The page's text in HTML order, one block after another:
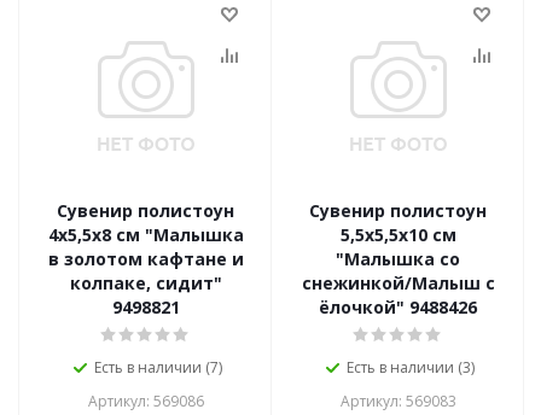
Сувенир полистоун
4х5,5х8 см "Малышка
в золотом кафтане и
колпаке, сидит"
9498821
Есть в наличии (7)
Артикул: 569086
Сувенир полистоун
5,5х5,5х10 см
"Малышка со
снежинкой/Малыш с
ёлочкой" 9488426
Есть в наличии (3)
Артикул: 569083